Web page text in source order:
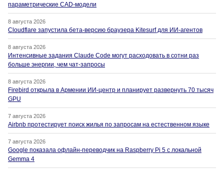
параметрические CAD-модели
8 августа 2026
Cloudflare запустила бета-версию браузера Kitesurf для ИИ-агентов
8 августа 2026
Интенсивные задания Claude Code могут расходовать в сотни раз
больше энергии, чем чат-запросы
8 августа 2026
Firebird открыла в Армении ИИ-центр и планирует развернуть 70 тысяч
GPU
7 августа 2026
Airbnb протестирует поиск жилья по запросам на естественном языке
7 августа 2026
Google показала офлайн-переводчик на Raspberry Pi 5 с локальной
Gemma 4